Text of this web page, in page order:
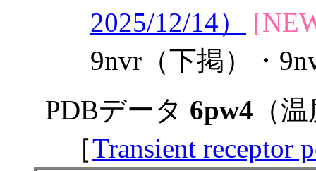
2025/12/14）
9nvr（下掲）・
PDBデータ 6pw4 （
［Transient receptor